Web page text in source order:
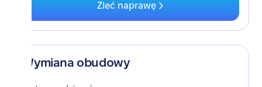
Zleć naprawę
Wymiana obudowy